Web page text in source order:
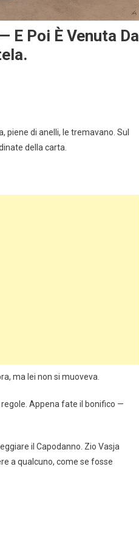
E Poi È Venuta Da
di anelli, le tremavano. Sul
della carta.
ma lei non si muoveva.
Appena fate il bonifico —
il Capodanno. Zio Vasja
a qualcuno, come se fosse